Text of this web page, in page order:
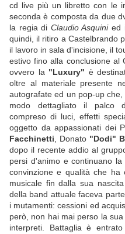
cd live più un libretto con le
seconda è composta da due
la regia di Claudio Asquinied
quindi, il ritiro a Castelbrando
il lavoro in sala d'incisione, il
estivo fino alla conclusione al
ovvero la "Luxury" è
oltre al materiale presente
autografate ed un pop-up
modo dettagliato il palco
compreso di luci, effetti
oggetto da appassionati dei
Facchinetti , Donato "Dodi"
dopo il recente addio al
persi d'animo e continuano
convinzione e qualità che ha
musicale fin dalla sua
della band attuale faceva
i mutamenti: cessioni ed
però, non hai mai perso la
interpreti. Battaglia è